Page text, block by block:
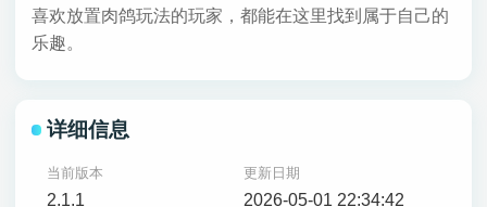
喜欢放置肉鸽玩法的玩家，都能在这里找到属于自己的
乐趣。
详细信息
当前版本
2.1.1
更新日期
2026-05-01 22:34:42